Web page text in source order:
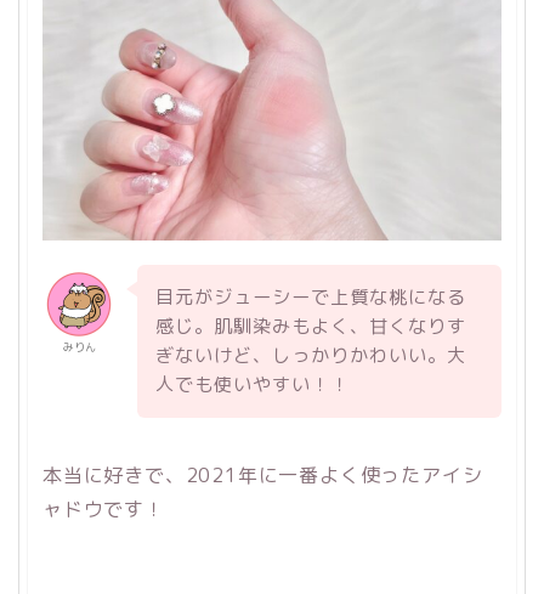
みりん
目元がジューシーで上質な桃になる
感じ。肌馴染みもよく、甘くなりす
ぎないけど、しっかりかわいい。大
人でも使いやすい！！
本当に好きで、2021年に一番よく使ったアイシ
ャドウです！